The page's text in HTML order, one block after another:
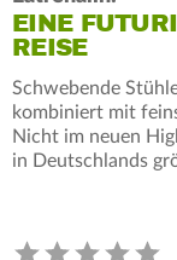
EINE
REISE
Schwebende
kombiniert mit
Nicht im neuen
in Deutschlands